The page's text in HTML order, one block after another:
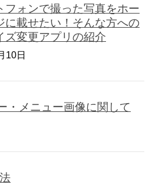
フォンで撮った写真をホー
に載せたい！そんな方への
ズ変更アプリの紹介
10日
・メニュー画像に関して